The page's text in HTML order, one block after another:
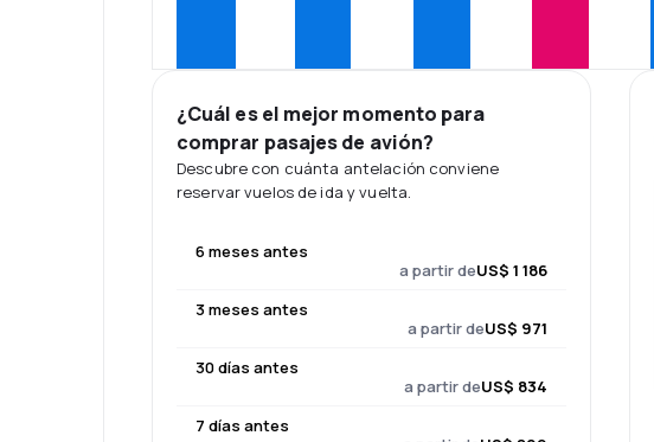
¿Cuál es el mejor momento para
comprar pasajes de avión?
Descubre con cuánta antelación conviene
reservar vuelos de ida y vuelta.
6 meses antes
a partir deUS$ 1 186
3 meses antes
a partir deUS$ 971
30 días antes
a partir deUS$ 834
7 días antes